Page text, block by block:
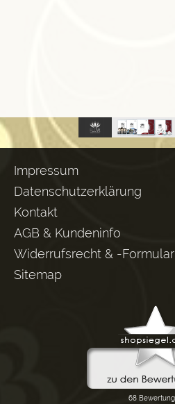
Impressum
Datenschutzerklärung
Kontakt
AGB & Kundeninfo
Widerrufsrecht & -Formular
Sitemap